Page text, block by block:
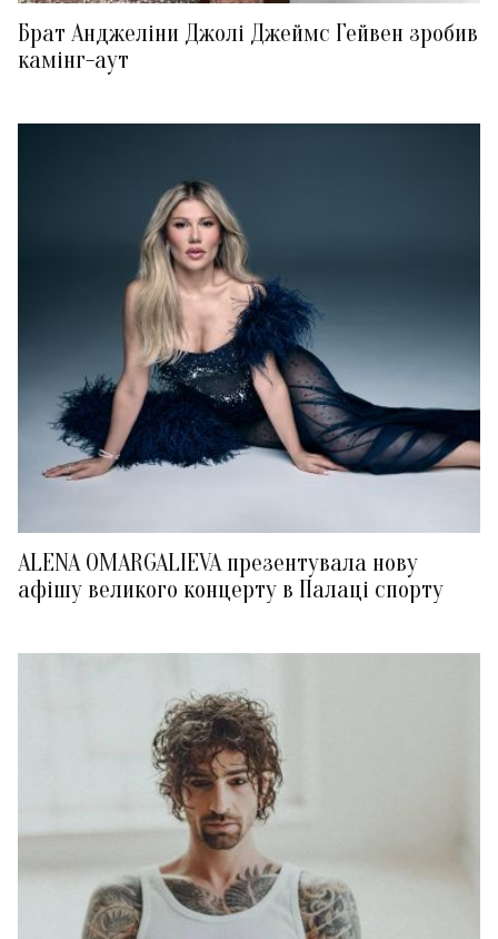
Брат Анджеліни Джолі Джеймс Гейвен зробив
камінг-аут
ALENA OMARGALIEVA презентувала нову
афішу великого концерту в Палаці спорту